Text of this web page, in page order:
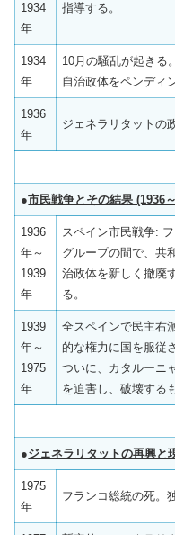
1934
年
指導する。
1934
年
10月の騒乱が起きる
自治政体をペンディ
1936
年
ジェネラリタットの
●市民戦争とその結果 (1936
1936
年～
1939
年
スペイン市民戦争:
グループの間で、共
治政体を新しく撤廃
る。
1939
年～
1975
年
全スペインで民主右
的な権力に国を服従
ついに、カタルーニ
を迫害し、破壊する
●ジェネラリタットの再興と
1975
年
フランコ総統の死。